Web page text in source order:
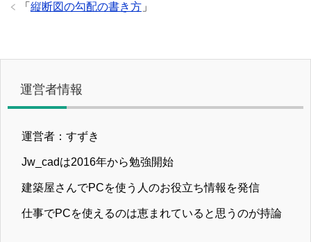
「 縦断図の勾配の書き方 」
運営者情報
運営者：すずき
Jw_cadは2016年から勉強開始
建築屋さんでPCを使う人のお役立ち情報を発信
仕事でPCを使えるのは恵まれていると思うのが持論